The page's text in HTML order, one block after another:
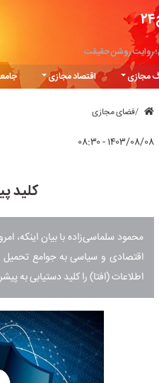
روایت روشن حقیقت
مجازی اقتصاد مجازی
فضای مجازی
۱۴۰۳/۰۸/۰۸ - ۰۸:۳۰
کلید
محمود سلماسی‌زاده با بیان اینکه،
اقتصادی و سیاسی به جوامع تحمیل
اطلاعات (افتا) را کلید دستیابی به